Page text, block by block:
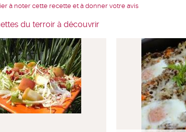
à noter cette recette et à donner votre avis
du terroir à découvrir